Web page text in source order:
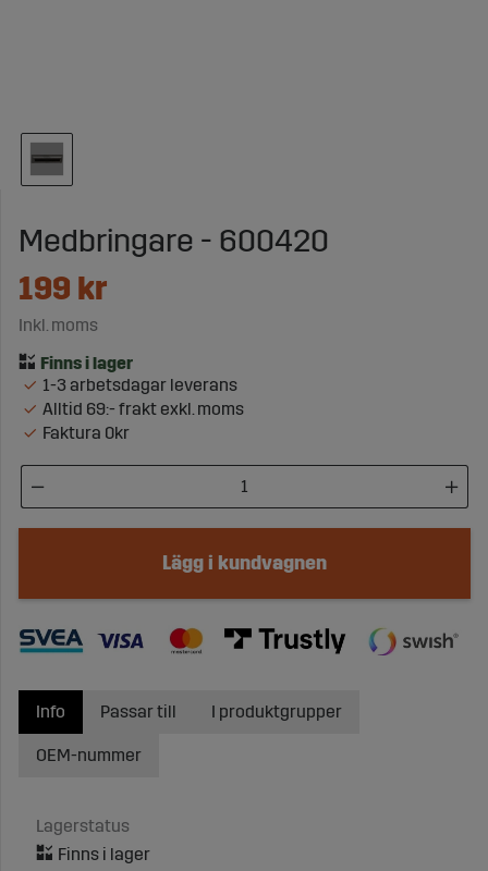
Medbringare - 600420
199 kr
Inkl. moms
1-3 arbetsdagar leverans
Alltid 69:- frakt exkl. moms
Faktura 0kr
Lägg i kundvagnen
Info
Lagerstatus
Passar till I produktgrupper
OEM-nummer